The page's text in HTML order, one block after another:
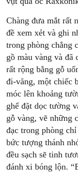
Chàng đưa mắt rất
đề xem xẻt và ghi
trong phòng chẳng
gồ màu vàng và
rất rộng bằng gỗ
đi-văng, một chiếc
móc lên khoảng
ghế đặt dọc tường
gỗ vàng, vẽ những
đạc trong phòng
bức tượng thánh
đều sạch sẽ tinh
đánh xi bóng lộn.